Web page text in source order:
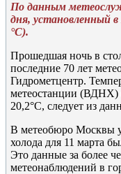
По данным
дня, установленный
°C).
Прошедшая ночь в
последние 70 лет
Гидрометцентр.
метеостанции (ВДНХ)
20,2°C, следует из
В метеобюро Москвы
холода для 11 марта
Это данные за более
метеонаблюдений в